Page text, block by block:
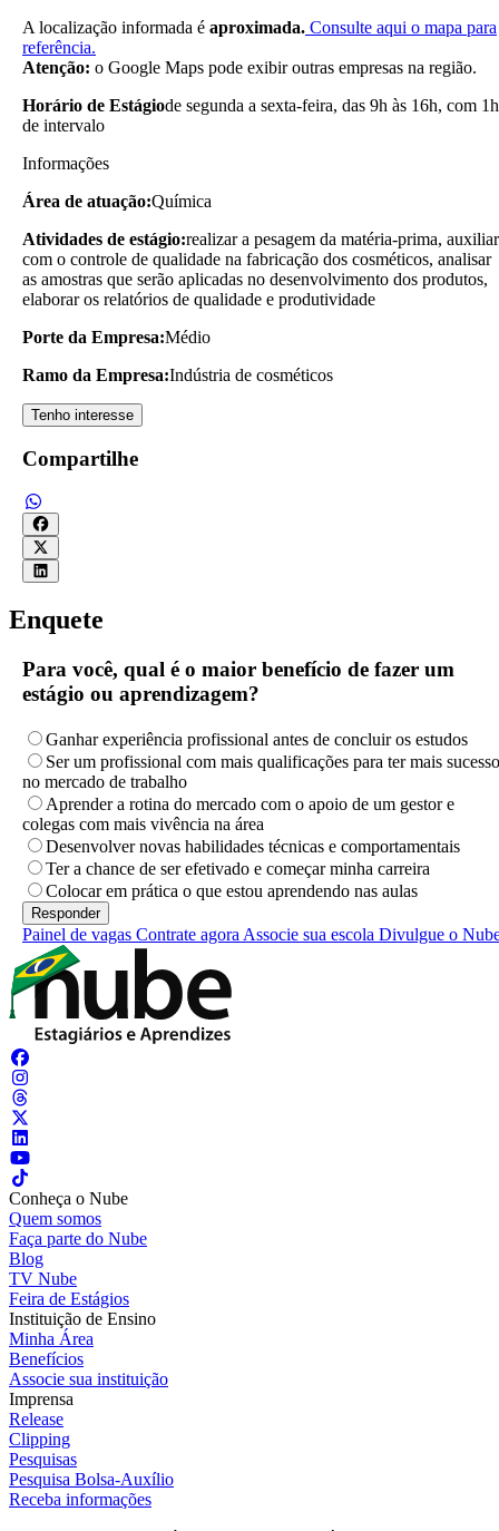
A localização informada é aproximada. Consulte aqui o mapa para
referência.
Atenção: o Google Maps pode exibir outras empresas na região.
Horário de Estágiode segunda a sexta-feira, das 9h às 16h, com 1h
de intervalo
Informações
Área de atuação:Química
Atividades de estágio:realizar a pesagem da matéria-prima, auxiliar
com o controle de qualidade na fabricação dos cosméticos, analisar
as amostras que serão aplicadas no desenvolvimento dos produtos,
elaborar os relatórios de qualidade e produtividade
Porte da Empresa:Médio
Ramo da Empresa:Indústria de cosméticos
Tenho interesse
Compartilhe
Enquete
Para você, qual é o maior benefício de fazer um
estágio ou aprendizagem?
Ganhar experiência profissional antes de concluir os estudos
Ser um profissional com mais qualificações para ter mais sucesso
no mercado de trabalho
Aprender a rotina do mercado com o apoio de um gestor e
colegas com mais vivência na área
Desenvolver novas habilidades técnicas e comportamentais
Ter a chance de ser efetivado e começar minha carreira
Colocar em prática o que estou aprendendo nas aulas
Painel de vagas Contrate agora Associe sua escola Divulgue o
Conheça o Nube
Quem somos
Faça parte do Nube
Blog
TV Nube
Feira de Estágios
Instituição de Ensino
Minha Área
Benefícios
Associe sua instituição
Imprensa
Release
Clipping
Pesquisas
Pesquisa Bolsa-Auxílio
Receba informações